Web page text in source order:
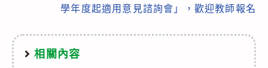
學年度起適用意見諮詢會」，歡迎教師報名
相關內容